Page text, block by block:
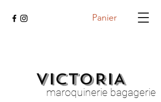
Panier
VICTORIA
maroquinerie bagagerie